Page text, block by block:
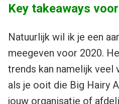
Key takeaways
Natuurlijk wil ik je een
meegeven voor 2020.
trends kan namelijk veel
als je ooit die Big Hairy
jouw organisatie of